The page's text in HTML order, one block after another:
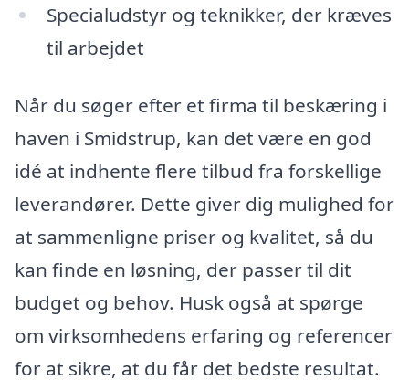
Specialudstyr og teknikker, der kræves
til arbejdet
Når du søger efter et firma til beskæring i
haven i Smidstrup, kan det være en god
idé at indhente flere tilbud fra forskellige
leverandører. Dette giver dig mulighed for
at sammenligne priser og kvalitet, så du
kan finde en løsning, der passer til dit
budget og behov. Husk også at spørge
om virksomhedens erfaring og referencer
for at sikre, at du får det bedste resultat.